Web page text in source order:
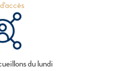
du lundi